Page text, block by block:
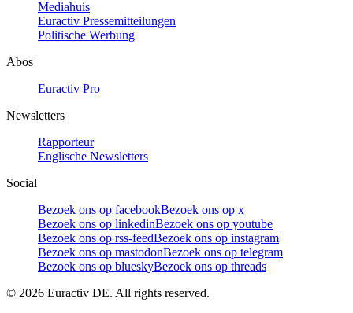
Mediahuis
Euractiv Pressemitteilungen
Politische Werbung
Abos
Euractiv Pro
Newsletters
Rapporteur
Englische Newsletters
Social
Bezoek ons op facebookBezoek ons op x
Bezoek ons op linkedinBezoek ons op youtube
Bezoek ons op rss-feedBezoek ons op instagram
Bezoek ons op mastodonBezoek ons op telegram
Bezoek ons op blueskyBezoek ons op threads
© 2026 Euractiv DE. All rights reserved.